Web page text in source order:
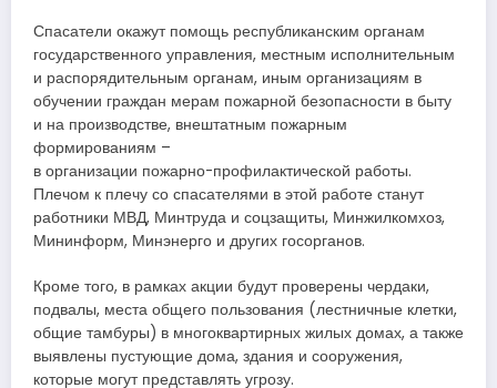
Спасатели окажут помощь республиканским органам
государственного управления, местным исполнительным
и распорядительным органам, иным организациям в
обучении граждан мерам пожарной безопасности в быту
и на производстве, внештатным пожарным
формированиям –
в организации пожарно-профилактической работы.
Плечом к плечу со спасателями в этой работе станут
работники МВД, Минтруда и соцзащиты, Минжилкомхоз,
Мининформ, Минэнерго и других госорганов.
Кроме того, в рамках акции будут проверены чердаки,
подвалы, места общего пользования (лестничные клетки,
общие тамбуры) в многоквартирных жилых домах, а также
выявлены пустующие дома, здания и сооружения,
которые могут представлять угрозу.